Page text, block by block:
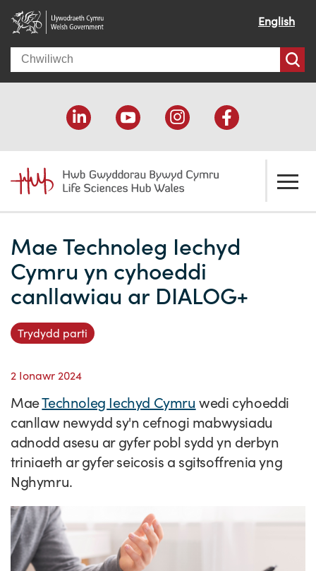
English
Search
Croeso
Ein effaith
Ein blaenoriaethau
Pam Cymru?
Tystebau
Ymuno â'n tîm
Ein cymorth
Datblygu economaidd
Gwybodaeth y sector
Cyflwyno'r rhaglen
Partneriaethau
Adnoddau
Cyfeiriadur Arloesedd
Hyfforddiant a Datblygiad
Cylchlythyrau sector
Adroddiadau ar Wybodaeth y Sector
Prosiectau Arloesi
Straeon Cleifion
Astudiaethau Achos Ysgrifenedig
Fideos Astudiaethau Achos
Cysylltwch
Ein ffurflen ymholiad
Ein cylchlythyr
Cyflwyno astudiaeth achos
Cyflwyno stori newyddion
Digwyddiadau
Newyddion
Blogiau
Mae Technoleg Iechyd
Cymru yn cyhoeddi
canllawiau ar DIALOG+
Trydydd parti
2 Ionawr 2024
MaeTechnoleg Iechyd Cymru wedi cyhoeddi
canllaw newydd sy'n cefnogi mabwysiadu
adnodd asesu ar gyfer pobl sydd yn derbyn
triniaeth ar gyfer seicosis a sgitsoffrenia yng
Nghymru.